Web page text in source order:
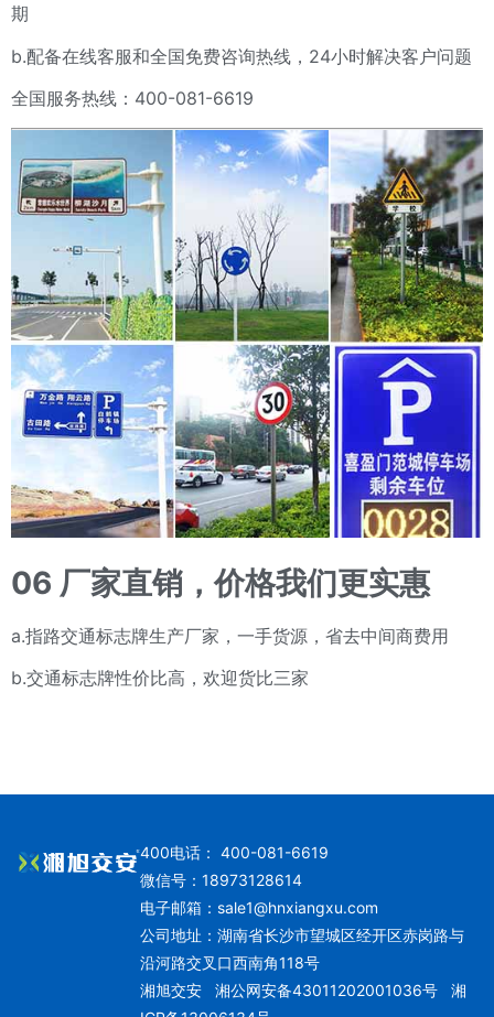
期
b.配备在线客服和全国免费咨询热线，24小时解决客户问题
全国服务热线：400-081-6619
06 厂家直销，价格我们更实惠
a.指路交通标志牌生产厂家，一手货源，省去中间商费用
b.交通标志牌性价比高，欢迎货比三家
400电话： 400-081-6619
微信号：18973128614
电子邮箱： sale1@hnxiangxu.com
公司地址：湖南省长沙市望城区经开区赤岗路与
沿河路交叉口西南角118号
湘旭交安湘公网安备43011202001036号
湘